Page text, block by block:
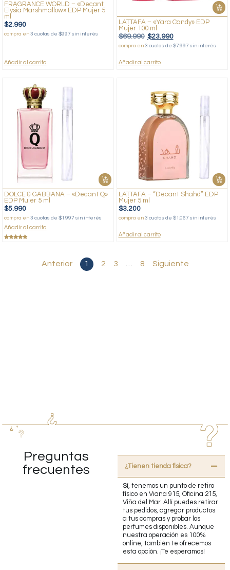
FRAGRANCE WORLD – «Decant
Elysia Marshmallow» EDP Mujer 5
ml
$2.990
compra en3 cuotas de $997 sin interés
Añadir al carrito
LATTAFA – «Yara Candy» EDP
Mujer 100 ml
$69.990 $23.990
compra en 3 cuotas de $7.997 sin interés
Añadir al carrito
DOLCE & GABBANA – «Decant Q»
EDP Mujer 5 ml
$5.990
compra en3 cuotas de $1.997 sin interés
Añadir al carrito
LATTAFA – “Decant Shahd” EDP
Mujer 5 ml
$3.200
compra en 3 cuotas de $1.067 sin interés
Añadir al carrito
Anterior 1 2 3 8 Siguiente
Preguntas
frecuentes
¿Tienen tienda fisica?
Sí, tenemos un punto de retiro
físico en Viana 915, Oficina 215,
Viña del Mar. Allí puedes retirar
tus pedidos, agregar productos
a tus compras y probar los
perfumes disponibles. Aunque
nuestra operación es 100%
online, también te ofrecemos
esta opción. ¡Te esperamos!